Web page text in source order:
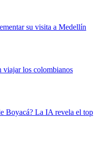
su visita a Medellín
viajar los colombianos
Boyacá? La IA revela el top